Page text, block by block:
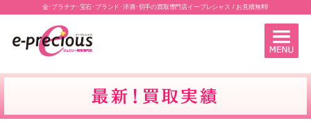
金･プラチナ･宝石･ブランド･洋酒･切手の買取専門店イープレシャス / お見積無料!